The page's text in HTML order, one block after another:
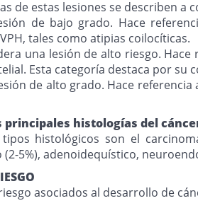
de estas lesiones se describen a
de bajo grado. Hace
tales como atipias coilocíticas.
una lesión de alto riesgo.
Esta categoría destaca por su
de alto grado. Hace
principales histologías del
histológicos son el
(2-5%), adenoidequístico,
asociados al desarrollo de